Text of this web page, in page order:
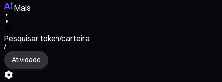
Mais
Pesquisar token/carteira
/
Atividade